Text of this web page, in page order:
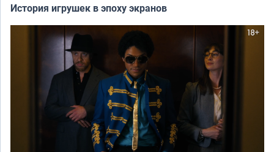
История игрушек в эпоху экранов